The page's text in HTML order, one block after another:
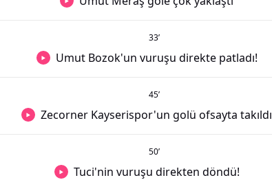
33’
Umut Bozok'un vuruşu direkte patladı!
45’
Zecorner Kayserispor'un golü ofsayta takıldı
50’
Tuci'nin vuruşu direkten döndü!